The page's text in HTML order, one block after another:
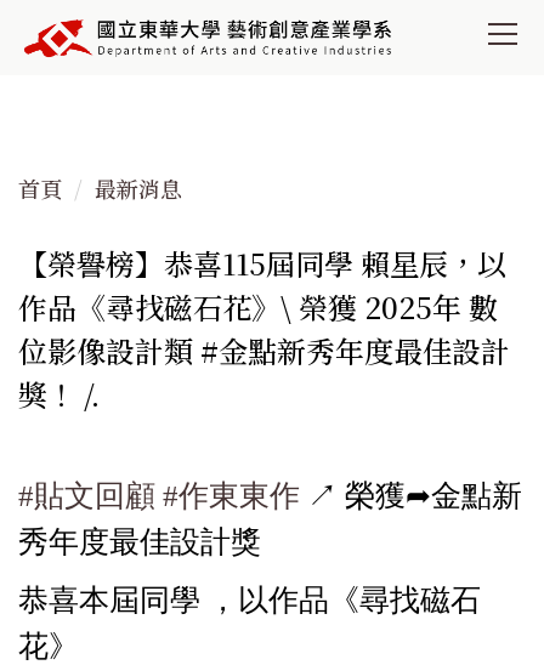
到
容
首頁 最新消息
【榮譽榜】恭喜115屆同學 賴星辰，以
作品《尋找磁石花》\ 榮獲 2025年 數
位影像設計類 #金點新秀年度最佳設計
獎！ /.
#貼文回顧 #作東東作 ↗︎ 榮獲➦金點新
秀年度最佳設計獎
恭喜本屆同學 ，以作品《尋找磁石
花》